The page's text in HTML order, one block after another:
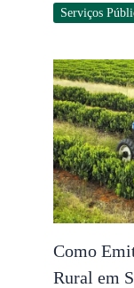
Serviços
Como
Rural em